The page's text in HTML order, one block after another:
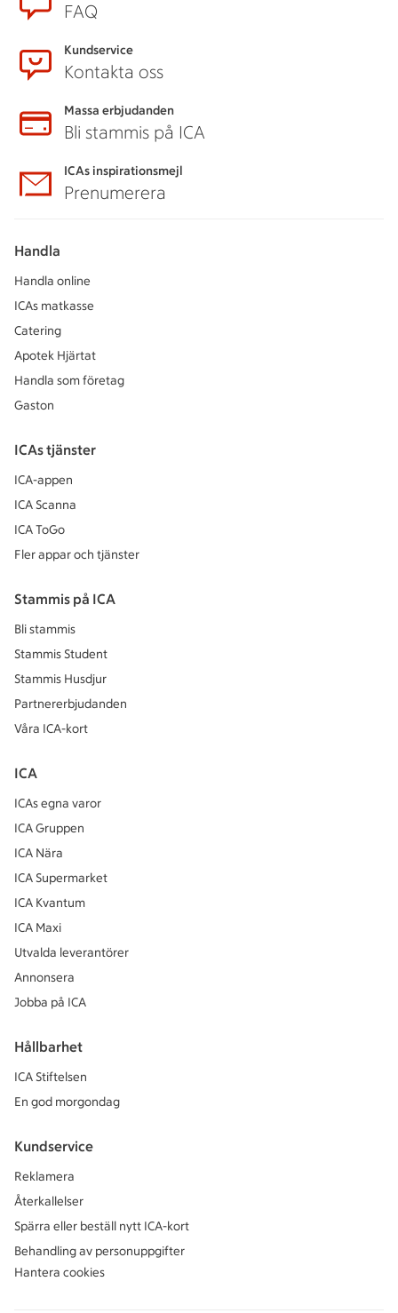
FAQ
Kundservice
Kontakta oss
Massa erbjudanden
Bli stammis på ICA
ICAs inspirationsmejl
Prenumerera
Handla
Handla online
ICAs matkasse
Catering
Apotek Hjärtat
Handla som företag
Gaston
ICAs tjänster
ICA-appen
ICA Scanna
ICA ToGo
Fler appar och tjänster
Stammis på ICA
Bli stammis
Stammis Student
Stammis Husdjur
Partnererbjudanden
Våra ICA-kort
ICA
ICAs egna varor
ICA Gruppen
ICA Nära
ICA Supermarket
ICA Kvantum
ICA Maxi
Utvalda leverantörer
Annonsera
Jobba på ICA
Hållbarhet
ICA Stiftelsen
En god morgondag
Kundservice
Reklamera
Återkallelser
Spärra eller beställ nytt ICA-kort
Behandling av personuppgifter
Hantera cookies